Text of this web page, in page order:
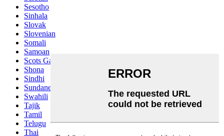
Sesotho
Sinhala
Slovak
Slovenian
Somali
Samoan
Scots Gaelic
Shona
Sindhi
Sundanese
Swahili
Tajik
Tamil
Telugu
Thai